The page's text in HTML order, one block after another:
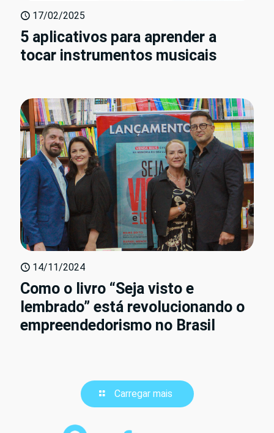
17/02/2025
5 aplicativos para aprender a
tocar instrumentos musicais
14/11/2024
Como o livro “Seja visto e
lembrado” está revolucionando o
empreendedorismo no Brasil
Carregar mais